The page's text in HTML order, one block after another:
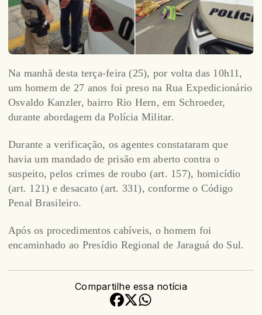
Na manhã desta terça-feira (25), por volta das 10h11,
um homem de 27 anos foi preso na Rua Expedicionário
Osvaldo Kanzler, bairro Rio Hern, em Schroeder,
durante abordagem da Polícia Militar.
Durante a verificação, os agentes constataram que
havia um mandado de prisão em aberto contra o
suspeito, pelos crimes de roubo (art. 157), homicídio
(art. 121) e desacato (art. 331), conforme o Código
Penal Brasileiro.
Após os procedimentos cabíveis, o homem foi
encaminhado ao Presídio Regional de Jaraguá do Sul.
Compartilhe essa notícia